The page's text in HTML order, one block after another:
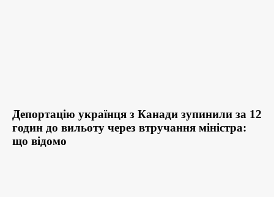
Депортацію українця з Канади зупинили за 12
годин до вильоту через втручання міністра:
що відомо